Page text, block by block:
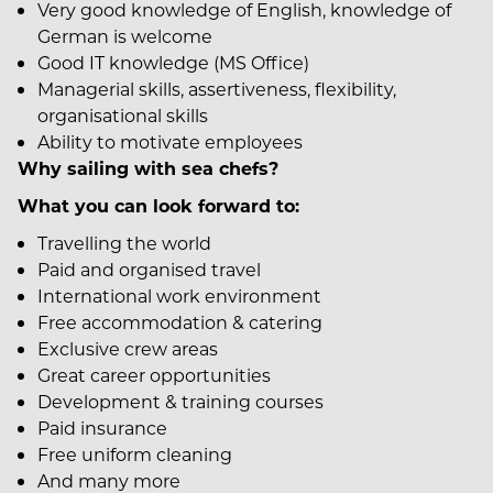
Very good knowledge of English, knowledge of
German is welcome
Good IT knowledge (MS Office)
Managerial skills, assertiveness, flexibility,
organisational skills
Ability to motivate employees
Why sailing with sea chefs?
What you can look forward to:
Travelling the world
Paid and organised travel
International work environment
Free accommodation & catering
Exclusive crew areas
Great career opportunities
Development & training courses
Paid insurance
Free uniform cleaning
And many more